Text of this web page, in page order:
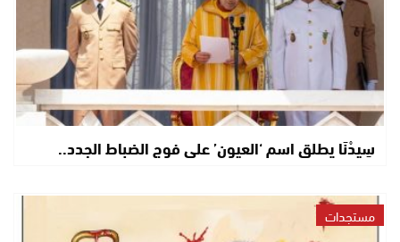
سِيدْنَا يطلق اسم ‘العيون’ على فوج الضباط الجدد..
مستجدات